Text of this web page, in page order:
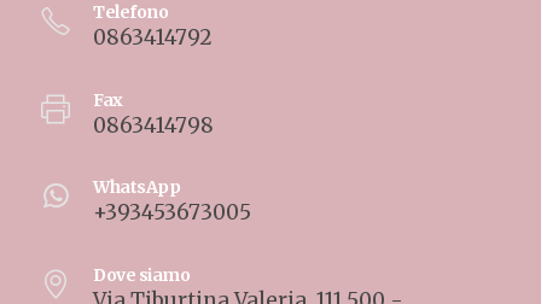
Telefono
0863414792
Fax
0863414798
WhatsApp
+393453673005
Dove siamo